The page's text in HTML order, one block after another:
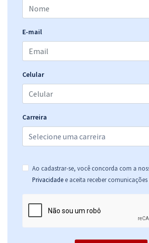
E-mail
Celular
Carreira
Ao cadastrar-se, você concorda com a
Privacidade e aceita receber comunicações